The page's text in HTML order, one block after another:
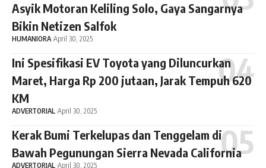
Asyik Motoran Keliling Solo, Gaya Sangarnya
Bikin Netizen Salfok
HUMANIORA April 30, 2025
Ini Spesifikasi EV Toyota yang Diluncurkan
Maret, Harga Rp 200 jutaan, Jarak Tempuh 620
KM
ADVERTORIAL April 30, 2025
Kerak Bumi Terkelupas dan Tenggelam di
Bawah Pegunungan Sierra Nevada California
ADVERTORIAL April 30, 2025